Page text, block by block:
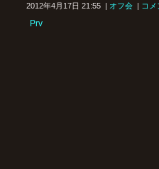
2012年4月17日 21:55 | オフ会 | コメ
Prv